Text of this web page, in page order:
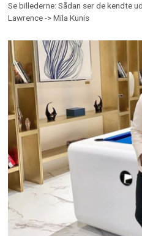
Se billederne: Sådan ser de kendte
Lawrence -> Mila Kunis